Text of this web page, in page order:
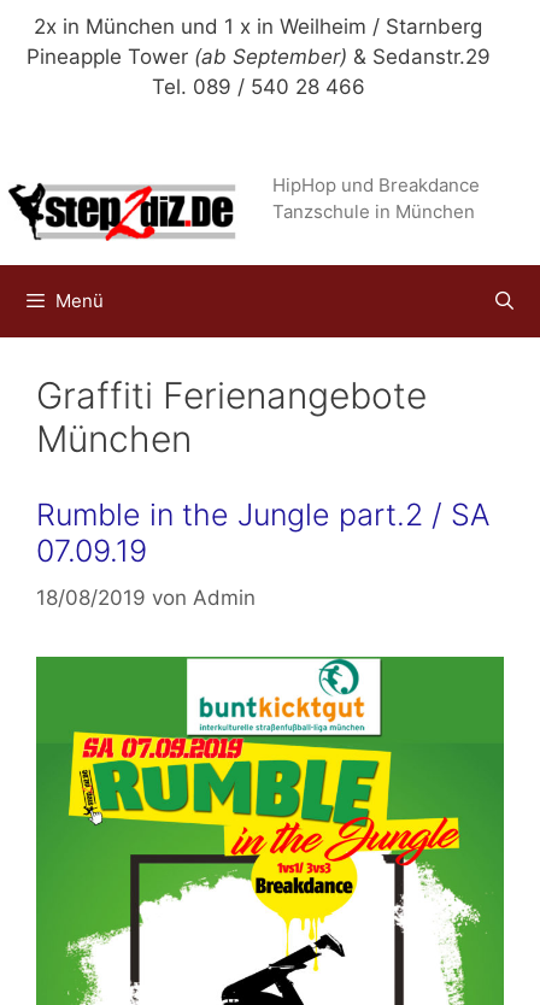
Zum
Inhalt
2x in München und 1 x in Weilheim / Starnberg
Pineapple Tower (ab September) & Sedanstr.29
Tel. 089 / 540 28 466
HipHop und Breakdance
Tanzschule in München
Menü
Graffiti Ferienangebote
München
Rumble in the Jungle part.2 / SA
07.09.19
18/08/2019 von Admin